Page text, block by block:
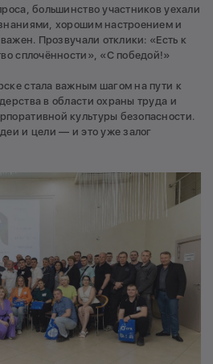
большинство участников уехали
хорошим настроением и
Прозвучали отклики: «Есть к
сплочённости», «С победой!»
стала важным шагом на пути к
в области охраны труда и
культуры безопасности.
и цели — и это уже залог